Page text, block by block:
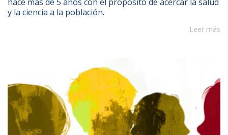
hace más de 5 años con el propósito de acercar la salud
y la ciencia a la población.
Leer más